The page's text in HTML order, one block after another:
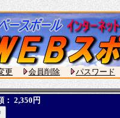
更 会員削除 パスワード
： 2,350円